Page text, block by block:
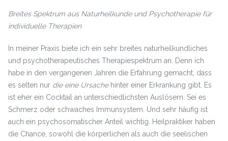
Breites Spektrum aus Naturheilkunde und Psychotherapie für
individuelle Therapien
In meiner Praxis biete ich ein sehr breites naturheilkundliches
und psychotherapeutisches Therapiespektrum an. Denn ich
habe in den vergangenen Jahren die Erfahrung gemacht, dass
es selten nur die eine Ursachehinter einer Erkrankung gibt. Es
ist eher ein Cocktail an unterschiedlichsten Auslösern. Sei es
Schmerz oder schwaches Immunsystem. Und sehr häufig ist
auch ein psychosomatischer Anteil wichtig. Heilpraktiker haben
die Chance, sowohl die körperlichen als auch die seelischen